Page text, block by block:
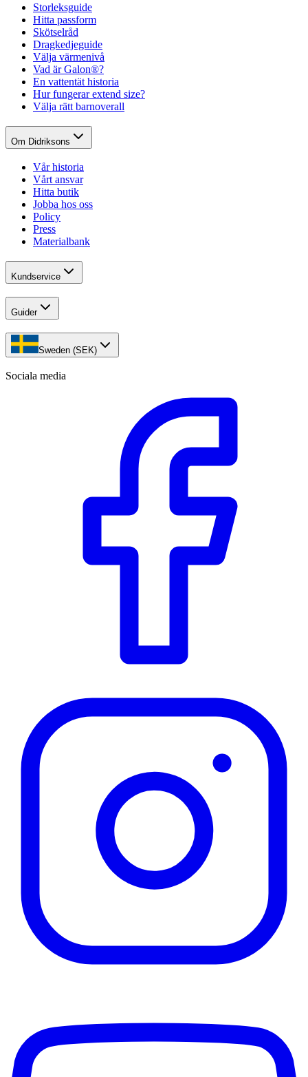
Storleksguide
Hitta passform
Skötselråd
Dragkedjeguide
Välja värmenivå
Vad är Galon®?
En vattentät historia
Hur fungerar extend size?
Välja rätt barnoverall
Om Didriksons
Vår historia
Vårt ansvar
Hitta butik
Jobba hos oss
Policy
Press
Materialbank
Kundservice
Guider
Sweden (SEK)
Sociala media